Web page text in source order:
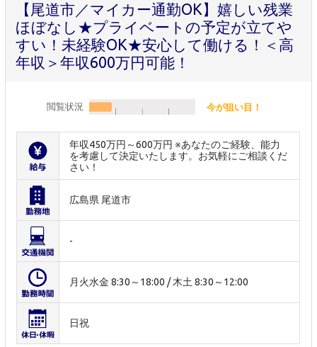
【尾道市／マイカー通勤OK】嬉しい残業
ほぼなし★プライベートの予定が立てや
すい！未経験OK★安心して働ける！＜高
年収＞年収600万円可能！
閲覧状況 今が狙い目！
年収450万円～600万円 ※あなたのご経験、能力
を考慮して決定いたします。お気軽にご相談くだ
さい！
広島県 尾道市
-
月火水金 8:30～18:00 / 木土 8:30～12:00
日祝